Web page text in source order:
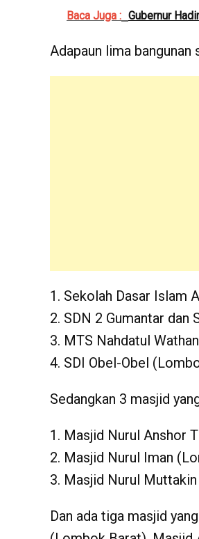
Baca Juga : Gubernur
Adapaun lima
Sekolah Dasar Islam
SDN 2 Gumantar dan
MTS Nahdatul
SDI Obel-Obel
Sedangkan 3 masjid
Masjid Nurul Anshor
Masjid Nurul Iman
Masjid Nurul
Dan ada tiga masjid